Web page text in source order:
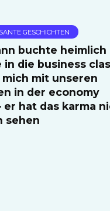
GESCHICHTEN
buchte heimlich
in die business
mit unseren
in der economy
er hat das karma
sehen